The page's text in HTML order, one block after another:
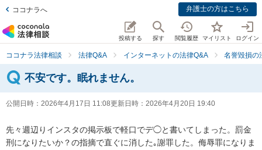
ココナラへ 弁護士の方はこちら
投稿する 探す 閲覧履歴 マイリスト ログイン
ココナラ法律相談 法律Q&A インターネットの法律Q&A 名誉毀損の
不安です。眠れません。
公開日時： 2026年4月17日 11:08更新日時： 2026年4月20日 19:40
先々週辺りインスタの掲示板で軽口でデ◯と書いてしまった。罰金
刑になりたいか？の指摘で直ぐに消した｡謝罪した。侮辱罪になりま